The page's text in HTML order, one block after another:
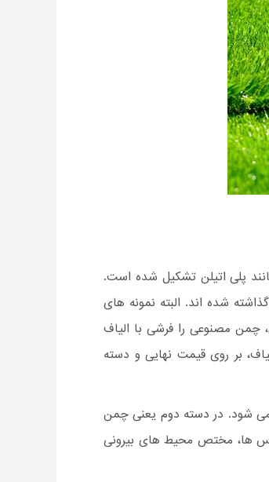
پلی اتیلن تشکیل شده است.
شده اند. البته نمونه های
چمن مصنوعی را فرشی با الیاف
بر روی قیمت نهایی و دسته
می شود. در دسته دوم یعنی چمن
ها، مختص محیط های بیرونی